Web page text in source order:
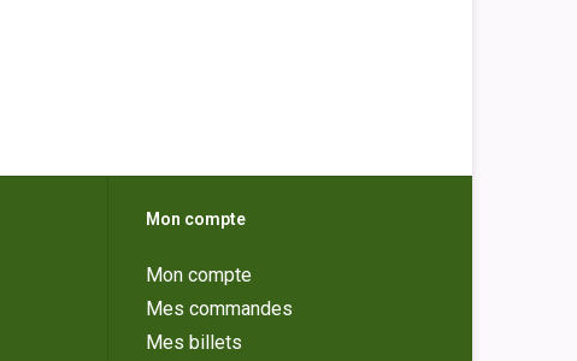
Mon compte
Mon compte
Mes commandes
Mes billets